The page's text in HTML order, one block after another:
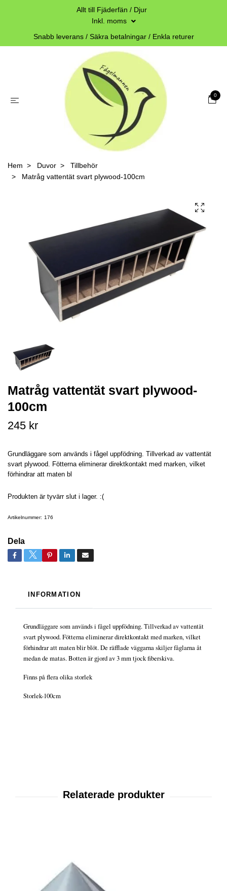
Allt till Fjäderfän / Djur
Inkl. moms
Snabb leverans / Säkra betalningar / Enkla returer
0
Hem Duvor
Tillbehör
Matråg vattentät svart plywood-100cm
Matråg vattentät svart plywood-
100cm
245 kr
Grundläggare som används i fågel uppfödning. Tillverkad av vattentät
svart plywood. Fötterna eliminerar direktkontakt med marken, vilket
förhindrar att maten bl
Produkten är tyvärr slut i lager. :(
Artikelnummer: 176
Dela
INFORMATION
Grundläggare som används i fågel uppfödning. Tillverkad av vattentät
svart plywood. Fötterna eliminerar direktkontakt med marken, vilket
förhindrar att maten blir blöt. De räfflade väggarna skiljer fåglarna åt
medan de matas. Botten är gjord av 3 mm tjock fiberskiva.
Finns på flera olika storlek
Storlek-100cm